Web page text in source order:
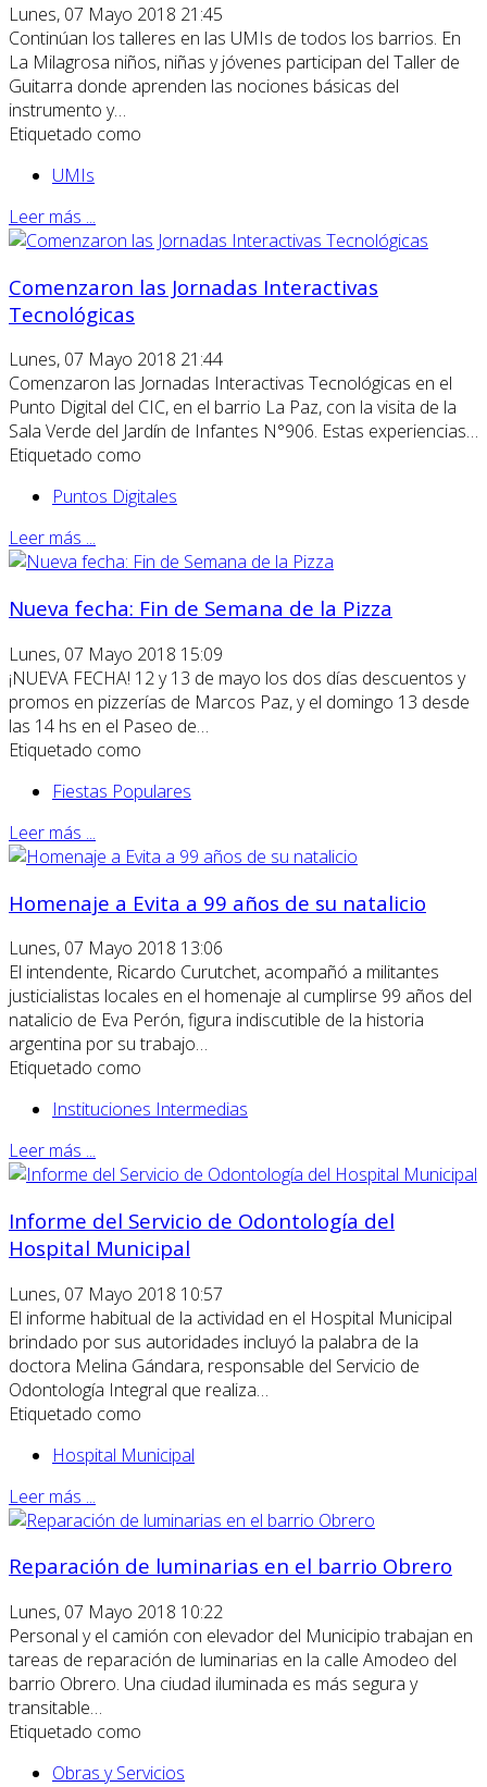
Lunes, 07 Mayo 2018 21:45
Continúan los talleres en las UMIs de todos los barrios. En
La Milagrosa niños, niñas y jóvenes participan del Taller de
Guitarra donde aprenden las nociones básicas del
instrumento y…
Etiquetado como
UMIs
Leer más ...
Comenzaron las Jornadas Interactivas
Tecnológicas
Lunes, 07 Mayo 2018 21:44
Comenzaron las Jornadas Interactivas Tecnológicas en el
Punto Digital del CIC, en el barrio La Paz, con la visita de la
Sala Verde del Jardín de Infantes N°906. Estas experiencias…
Etiquetado como
Puntos Digitales
Leer más ...
Nueva fecha: Fin de Semana de la Pizza
Lunes, 07 Mayo 2018 15:09
¡NUEVA FECHA! 12 y 13 de mayo los dos días descuentos y
promos en pizzerías de Marcos Paz, y el domingo 13 desde
las 14 hs en el Paseo de…
Etiquetado como
Fiestas Populares
Leer más ...
Homenaje a Evita a 99 años de su natalicio
Lunes, 07 Mayo 2018 13:06
El intendente, Ricardo Curutchet, acompañó a militantes
justicialistas locales en el homenaje al cumplirse 99 años del
natalicio de Eva Perón, figura indiscutible de la historia
argentina por su trabajo…
Etiquetado como
Instituciones Intermedias
Leer más ...
Informe del Servicio de Odontología del
Hospital Municipal
Lunes, 07 Mayo 2018 10:57
El informe habitual de la actividad en el Hospital Municipal
brindado por sus autoridades incluyó la palabra de la
doctora Melina Gándara, responsable del Servicio de
Odontología Integral que realiza…
Etiquetado como
Hospital Municipal
Leer más ...
Reparación de luminarias en el barrio Obrero
Lunes, 07 Mayo 2018 10:22
Personal y el camión con elevador del Municipio trabajan en
tareas de reparación de luminarias en la calle Amodeo del
barrio Obrero. Una ciudad iluminada es más segura y
transitable…
Etiquetado como
Obras y Servicios